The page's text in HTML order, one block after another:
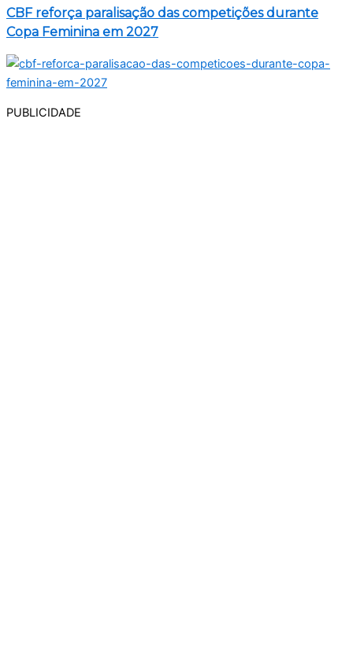
CBF reforça paralisação das competições durante
Copa Feminina em 2027
PUBLICIDADE